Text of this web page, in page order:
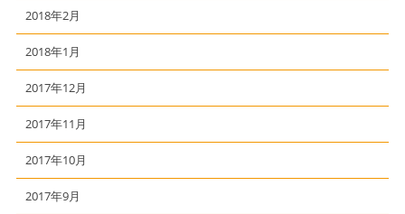
2018年2月
2018年1月
2017年12月
2017年11月
2017年10月
2017年9月